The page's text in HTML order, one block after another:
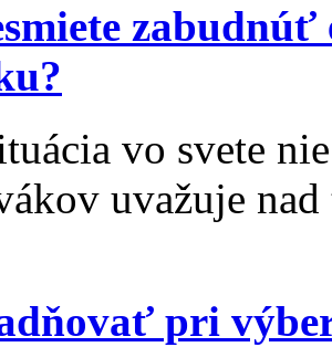
zabudnúť
vo svete
uvažuje
pri